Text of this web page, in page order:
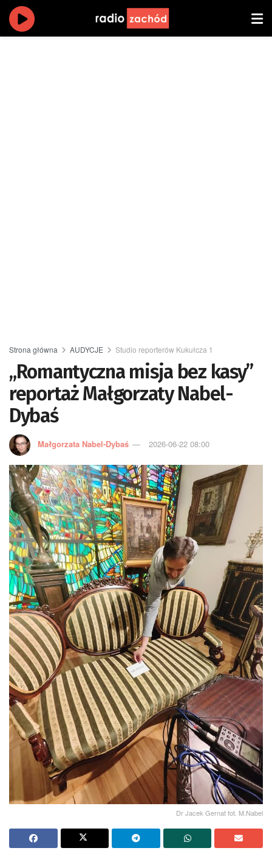
Strona główna AUDYCJE Studio reporterów Kukułcza 1
„Romantyczna misja bez kasy”
reportaż Małgorzaty Nabel-
Dybaś
Małgorzata Nabel-Dybaś 2026-06-22 08:00
Dr Jacek Gernat fot. M.Nabel